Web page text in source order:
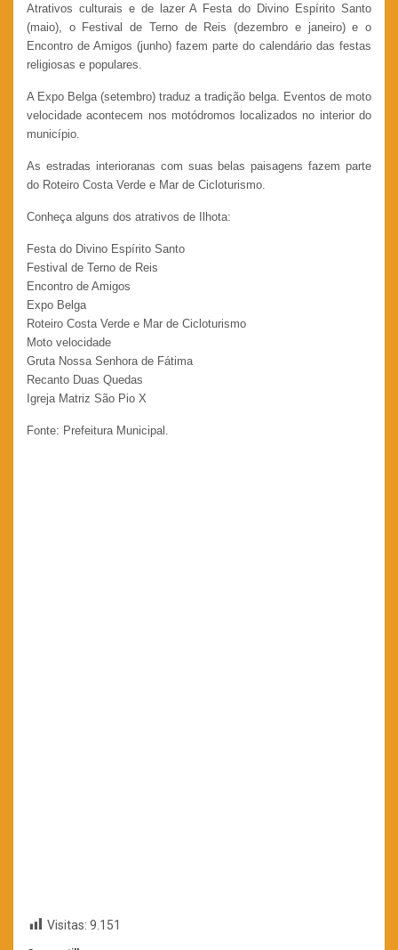
Atrativos culturais e de lazer A Festa do Divino Espírito Santo
(maio), o Festival de Terno de Reis (dezembro e janeiro) e o
Encontro de Amigos (junho) fazem parte do calendário das festas
religiosas e populares.
A Expo Belga (setembro) traduz a tradição belga. Eventos de moto
velocidade acontecem nos motódromos localizados no interior do
município.
As estradas interioranas com suas belas paisagens fazem parte
do Roteiro Costa Verde e Mar de Cicloturismo.
Conheça alguns dos atrativos de Ilhota:
Festa do Divino Espírito Santo
Festival de Terno de Reis
Encontro de Amigos
Expo Belga
Roteiro Costa Verde e Mar de Cicloturismo
Moto velocidade
Gruta Nossa Senhora de Fátima
Recanto Duas Quedas
Igreja Matriz São Pio X
Fonte: Prefeitura Municipal.
Visitas: 9.151